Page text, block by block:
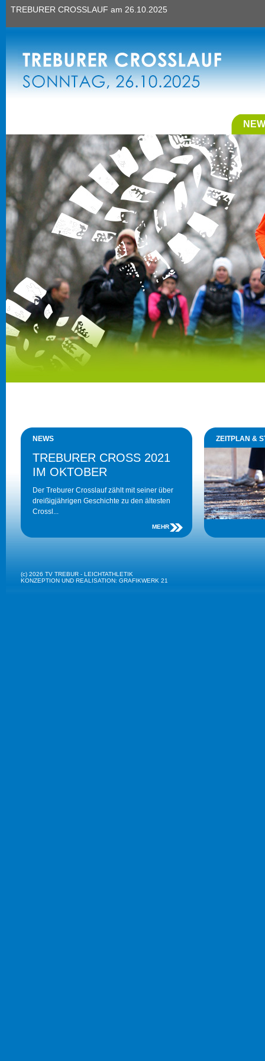
TREBURER CROSSLAUF am 26.10.2025
NEWS
TREBURER CROSS 2021
IM OKTOBER
Der Treburer Crosslauf zählt mit seiner über
dreißigjährigen Geschichte zu den ältesten
Crossl...
MEHR
ZEITPLAN &
(c) 2026 TV TREBUR - LEICHTATHLETIK
KONZEPTION UND REALISATION: GRAFIKWERK 21